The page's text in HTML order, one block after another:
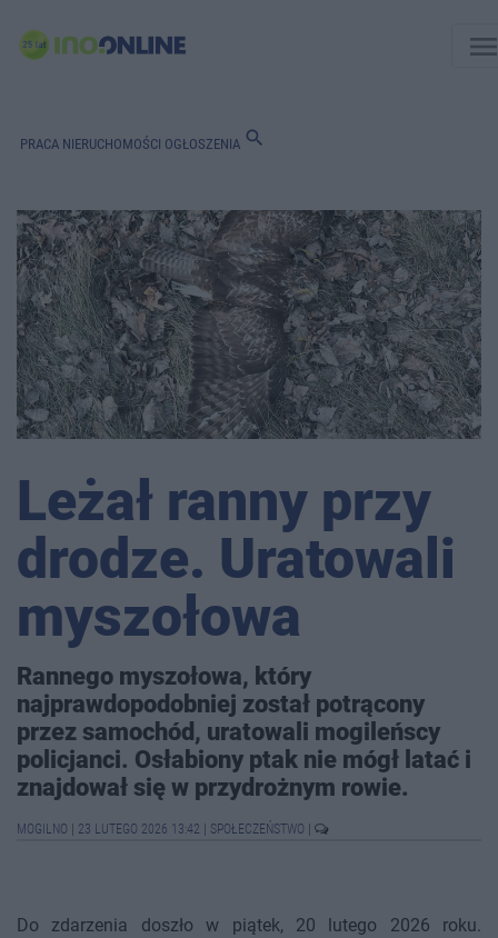
PRACA NIERUCHOMOŚCI OGŁOSZENIA search
Leżał ranny przy
drodze. Uratowali
myszołowa
Rannego myszołowa, który
najprawdopodobniej został potrącony
przez samochód, uratowali mogileńscy
policjanci. Osłabiony ptak nie mógł latać i
znajdował się w przydrożnym rowie.
MOGILNO 23 LUTEGO 2026 13:42 SPOŁECZEŃSTWO
Do zdarzenia doszło w piątek, 20 lutego 2026 roku.